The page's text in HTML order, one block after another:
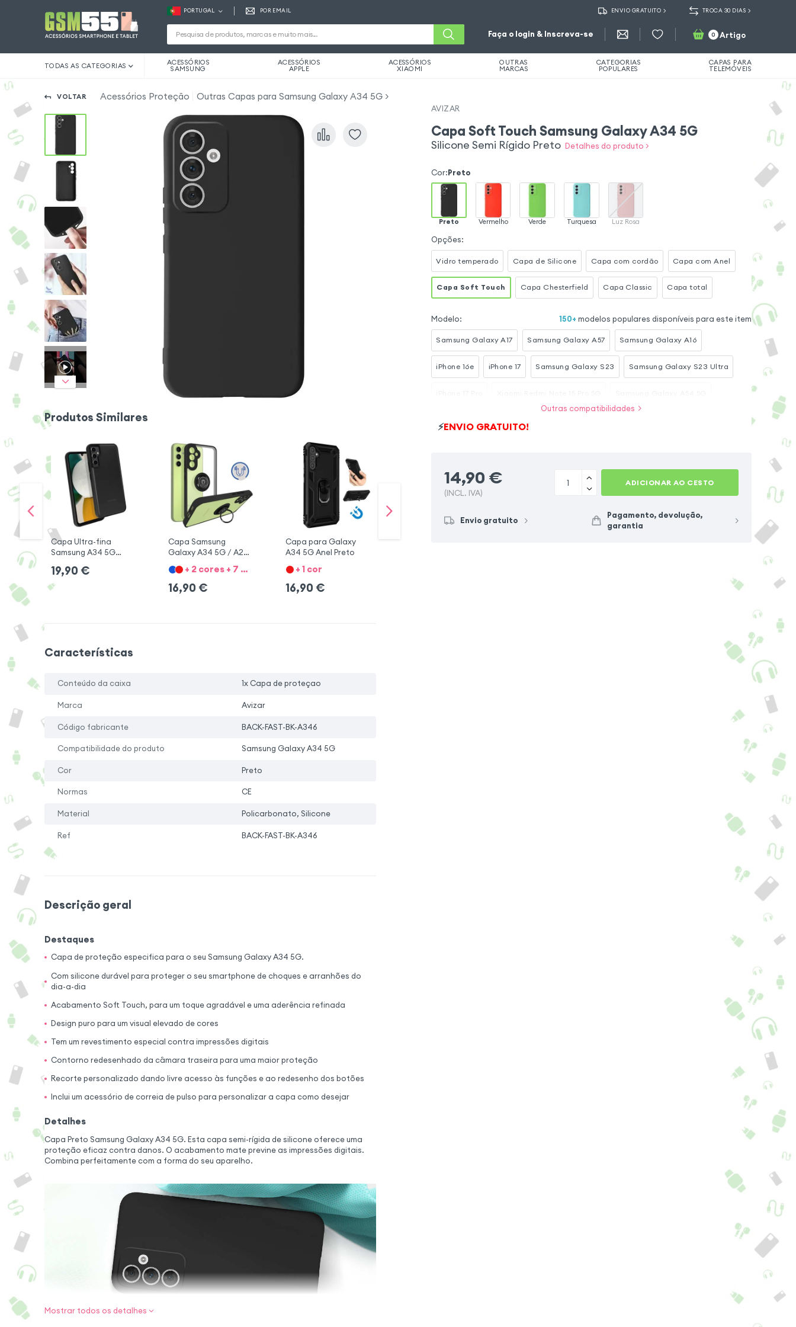
PORTUGAL POR EMAIL ENVIO GRATUITO TROCA 30 DIAS
Faça o login & Inscreva-se 0 Artigo
TODAS AS CATEGORIAS ACESSÓRIOS
SAMSUNG
ACESSÓRIOS
APPLE
ACESSÓRIOS
XIAOMI
OUTRAS
MARCAS
CATEGORIAS
POPULARES
CAPAS PARA
TELEMÓVEIS
VOLTAR Acessórios Proteção Outras Capas para Samsung Galaxy A34 5G
Produtos Similares
Capa Ultra-fina
Samsung A34 5G
19,90 €
Capa Samsung
Galaxy A34 5G / A2
com Anel
+ 2 cores + 7 Opções
16,90 €
Capa para Galaxy
A34 5G Anel Preto
+ 1 cor
16,90 €
Características
Conteúdo da caixa 1x Capa de proteçao
Marca Avizar
Código fabricante BACK-FAST-BK-A346
Compatibilidade do produto Samsung Galaxy A34 5G
Cor Preto
Normas CE
Material Policarbonato, Silicone
Ref BACK-FAST-BK-A346
Descrição geral
Destaques
Capa de proteção especifica para o seu Samsung Galaxy A34 5G.
Com silicone durável para proteger o seu smartphone de choques e arranhões do
dia-a-dia
Acabamento Soft Touch, para um toque agradável e uma aderência refinada
Design puro para um visual elevado de cores
Tem um revestimento especial contra impressões digitais
Contorno redesenhado da câmara traseira para uma maior proteção
Recorte personalizado dando livre acesso às funções e ao redesenho dos botões
Inclui um acessório de correia de pulso para personalizar a capa como desejar
Detalhes
Capa Preto Samsung Galaxy A34 5G. Esta capa semi-rígida de silicone oferece uma
proteção eficaz contra danos. O acabamento mate previne as impressões digitais.
Combina perfeitamente com a forma do seu aparelho.
Mostrar todos os detalhes
AVIZAR
Capa Soft Touch Samsung Galaxy A34 5G
Silicone Semi Rígido Preto Detalhes do produto >
Cor:Preto
Preto Vermelho Verde Turquesa Luz Rosa
Opções:
Vidro temperado Capa de Silicone Capa com cordão Capa com Anel
Capa Soft Touch Capa Chesterfield Capa Classic Capa total
Modelo: 150+ modelos populares disponíveis para este item
Samsung Galaxy A17 Samsung Galaxy A57 Samsung Galaxy A16
iPhone 16e iPhone 17 Samsung Galaxy S23 Samsung Galaxy S23 Ultra
Outras compatibilidades
⚡ENVIO GRATUITO!
14,90 €
(INCL. IVA)
ADICIONAR AO CESTO
Envio gratuito
Pagamento, devolução,
garantia